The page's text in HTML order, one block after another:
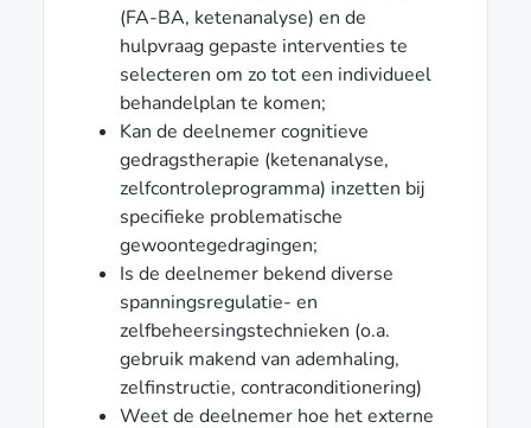
(FA-BA, ketenanalyse) en de
hulpvraag gepaste interventies te
selecteren om zo tot een individueel
behandelplan te komen;
Kan de deelnemer cognitieve
gedragstherapie (ketenanalyse,
zelfcontroleprogramma) inzetten bij
specifieke problematische
gewoontegedragingen;
Is de deelnemer bekend diverse
spanningsregulatie- en
zelfbeheersingstechnieken (o.a.
gebruik makend van ademhaling,
zelfinstructie, contraconditionering)
Weet de deelnemer hoe het externe